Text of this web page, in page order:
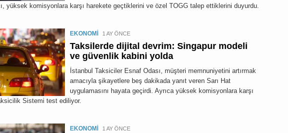
yüksek komisyonlara karşı harekete geçtiklerini ve özel TOGG talep ettiklerini duyurdu.
EKONOMİ 1 AY ÖNCE
Taksilerde dijital devrim: Singapur modeli
ve güvenlik kabini yolda
İstanbul Taksiciler Esnaf Odası, müşteri memnuniyetini artırmak
amacıyla şikayetlere beş dakikada yanıt veren Sarı Hat
uygulamasını hayata geçirdi. Ayrıca yüksek komisyonlara karşı
Sistemi test ediliyor.
EKONOMİ 1 AY ÖNCE